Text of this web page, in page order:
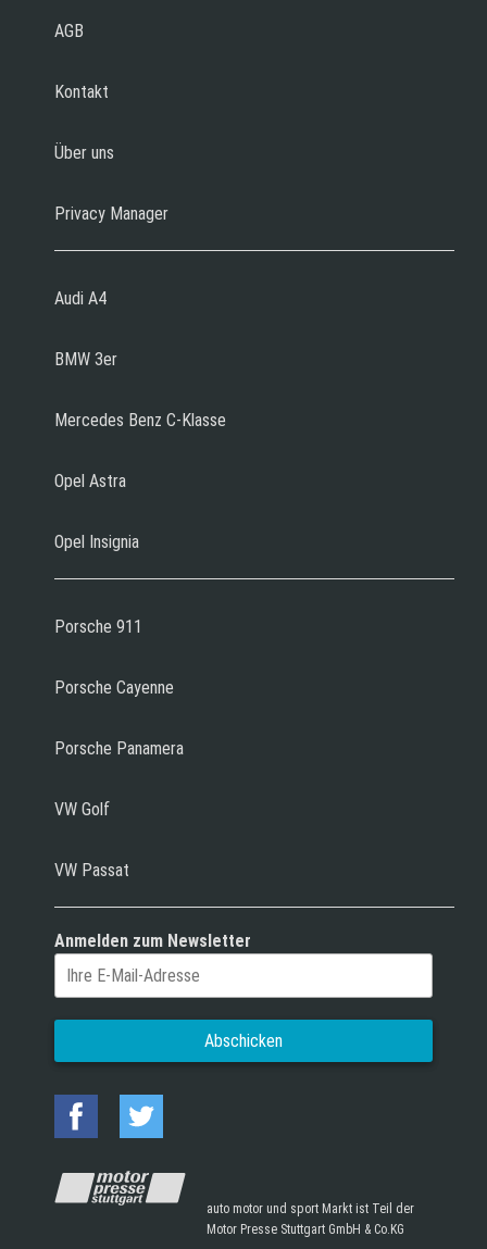
AGB
Kontakt
Über uns
Privacy Manager
Audi A4
BMW 3er
Mercedes Benz C-Klasse
Opel Astra
Opel Insignia
Porsche 911
Porsche Cayenne
Porsche Panamera
VW Golf
VW Passat
Anmelden zum Newsletter
auto motor und sport Markt ist Teil der
Motor Presse Stuttgart GmbH & Co.KG